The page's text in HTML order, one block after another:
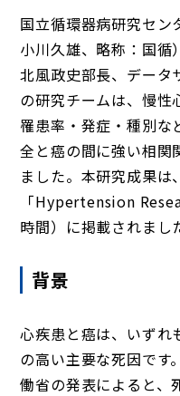
国立循環器病研究セン
小川久雄、略称：国循
北風政史部長、データ
の研究チームは、慢性
罹患率・発症・種別な
全と癌の間に強い相関
ました。本研究成果
「Hypertension
時間）に掲載されまし
背景
心疾患と癌は、いずれ
の高い主要な死因です
働省の発表によると、